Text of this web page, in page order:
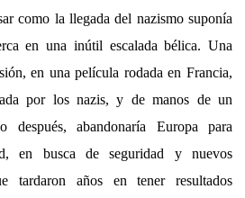
como la llegada del nazismo suponía
en una inútil escalada bélica. Una
en una película rodada en Francia,
por los nazis, y de manos de un
después, abandonaría Europa para
en busca de seguridad y nuevos
tardaron años en tener resultados